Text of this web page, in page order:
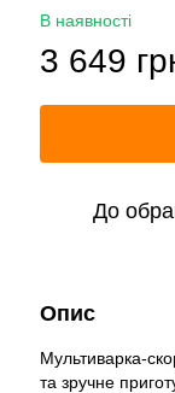
В наявності
3 649
До
Опис
Мультиварка-
та зручне